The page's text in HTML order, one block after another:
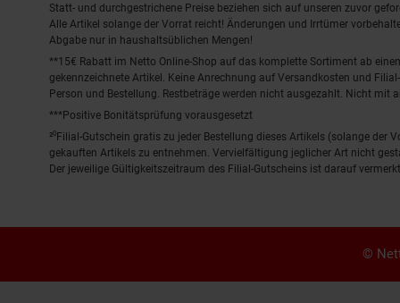
Statt- und durchgestrichene Preise beziehen sich auf unseren zuvor
Alle Artikel solange der Vorrat reicht! Änderungen und Irrtümer
Abgabe nur in haushaltsüblichen Mengen!
**15€ Rabatt im Netto Online-Shop auf das komplette Sortiment ab
gekennzeichnete Artikel. Keine Anrechnung auf Versandkosten und
Person und Bestellung. Restbeträge werden nicht ausgezahlt. Nicht mit
***Positive Bonitätsprüfung vorausgesetzt
²⁰Filial-Gutschein gratis zu jeder Bestellung dieses Artikels (solange
gekauften Artikels zu entnehmen. Vervielfältigung jeglicher Art nicht
Der jeweilige Gültigkeitszeitraum des Filial-Gutscheins ist darauf vermerkt.
©